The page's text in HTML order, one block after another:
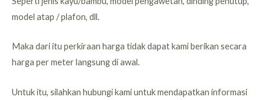
model atap / plafon, dll.
Maka dari itu perkiraan harga tidak dapat kami berikan secara
harga per meter langsung di awal.
Untuk itu, silahkan hubungi kami untuk mendapatkan informasi